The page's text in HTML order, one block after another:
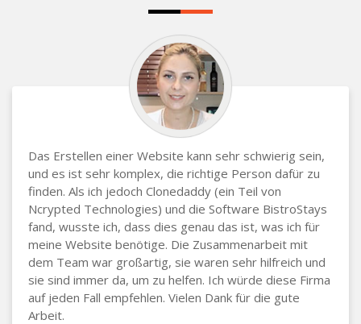
Das Erstellen einer Website kann sehr schwierig sein,
und es ist sehr komplex, die richtige Person dafür zu
finden. Als ich jedoch Clonedaddy (ein Teil von
Ncrypted Technologies) und die Software BistroStays
fand, wusste ich, dass dies genau das ist, was ich für
meine Website benötige. Die Zusammenarbeit mit
dem Team war großartig, sie waren sehr hilfreich und
sie sind immer da, um zu helfen. Ich würde diese Firma
auf jeden Fall empfehlen. Vielen Dank für die gute
Arbeit.